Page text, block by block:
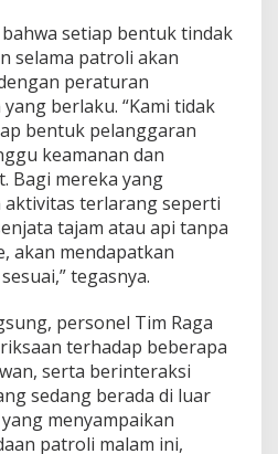
setiap bentuk tindak
selama patroli akan
peraturan
berlaku. “Kami tidak
bentuk pelanggaran
keamanan dan
Bagi mereka yang
terlarang seperti
tajam atau api tanpa
akan mendapatkan
tegasnya.
personel Tim Raga
terhadap beberapa
serta berinteraksi
sedang berada di luar
menyampaikan
patroli malam ini,